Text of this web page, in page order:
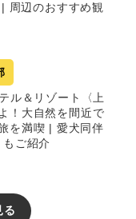
周辺のおすすめ観
ル＆リゾート〈上
！大自然を間近で
を満喫 | 愛犬同伴
ご紹介
る